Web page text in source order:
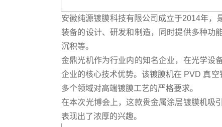
安徽纯源镀膜科技有限公司成立于2014年，
装备的设计、研发和制造，同时提供多种功
沉积等。
金鼎光机作为行业内的知名企业，在光学设
企业的核心技术优势。该镀膜机在 PVD 真空
多个领域对高端镀膜工艺的严格要求。
在本次光博会上，这款贵金属涂层镀膜机吸
表现出了浓厚的兴趣。